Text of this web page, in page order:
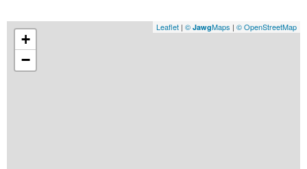
+
−
Leaflet | © JawgMaps | © OpenStreetMap